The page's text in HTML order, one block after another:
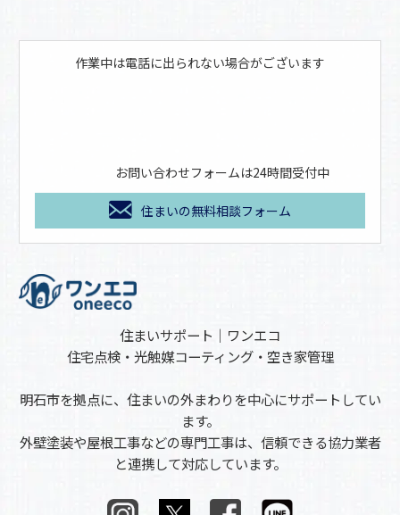
作業中は電話に出られない場合がございます
お問い合わせフォームは24時間受付中
住まいの無料相談フォーム
住まいサポート｜ワンエコ
住宅点検・光触媒コーティング・空き家管理
明石市を拠点に、住まいの外まわりを中心にサポートしてい
ます。
外壁塗装や屋根工事などの専門工事は、信頼できる協力業者
と連携して対応しています。